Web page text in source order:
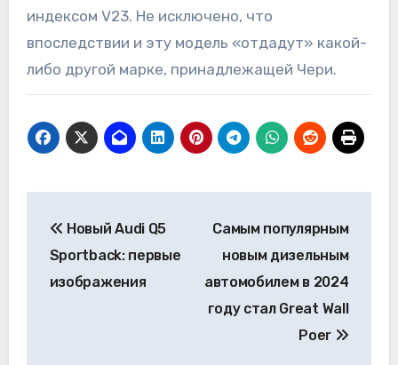
индексом V23. Не исключено, что
впоследствии и эту модель «отдадут» какой-
либо другой марке, принадлежащей Чери.
по
записям
Новый Audi Q5
Sportback: первые
изображения
Самым популярным
новым дизельным
автомобилем в 2024
году стал Great Wall
Poer